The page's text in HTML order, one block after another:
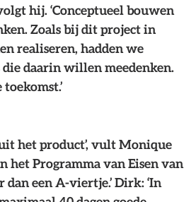
hij. ‘Conceptueel bouwen
Zoals bij dit project in
realiseren, hadden we
daarin willen meedenken.
het product’, vult Monique
het Programma van Eisen van
een A-viertje.’ Dirk: ‘In